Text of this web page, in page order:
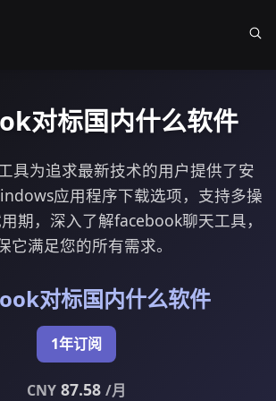
对标国内什么软件
具为追求最新技术的用户提供了安
应用程序下载选项，支持多操
期，深入了解facebook聊天工具，
它满足您的所有需求。
对标国内什么软件
1年订阅
CNY87.58 /月